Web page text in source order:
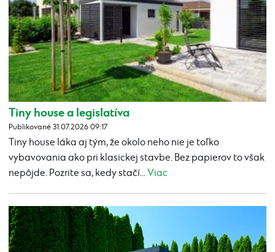
Tiny house a legislatíva
Publikované 31.07.2026 09:17
Tiny house láka aj tým, že okolo neho nie je toľko
vybavovania ako pri klasickej stavbe. Bez papierov to však
nepôjde. Pozrite sa, kedy stačí...Viac